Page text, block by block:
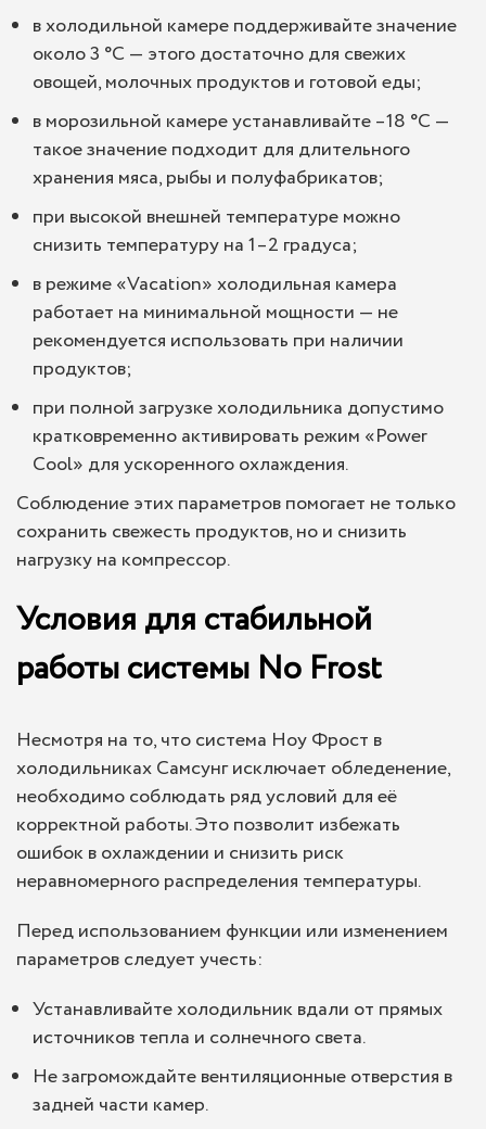
в холодильной камере поддерживайте значение
около 3 °C — этого достаточно для свежих
овощей, молочных продуктов и готовой еды;
в морозильной камере устанавливайте –18 °C —
такое значение подходит для длительного
хранения мяса, рыбы и полуфабрикатов;
при высокой внешней температуре можно
снизить температуру на 1–2 градуса;
в режиме «Vacation» холодильная камера
работает на минимальной мощности — не
рекомендуется использовать при наличии
продуктов;
при полной загрузке холодильника допустимо
кратковременно активировать режим «Power
Cool» для ускоренного охлаждения.
Соблюдение этих параметров помогает не только
сохранить свежесть продуктов, но и снизить
нагрузку на компрессор.
Условия для стабильной
работы системы No Frost
Несмотря на то, что система Ноу Фрост в
холодильниках Самсунг исключает обледенение,
необходимо соблюдать ряд условий для её
корректной работы. Это позволит избежать
ошибок в охлаждении и снизить риск
неравномерного распределения температуры.
Перед использованием функции или изменением
параметров следует учесть:
Устанавливайте холодильник вдали от прямых
источников тепла и солнечного света.
Не загромождайте вентиляционные отверстия в
задней части камер.